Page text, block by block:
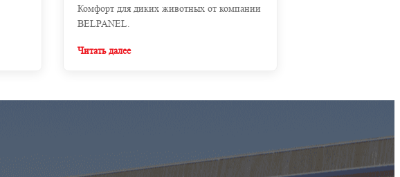
Комфорт для диких животных от компании
BELPANEL.
Читать далее